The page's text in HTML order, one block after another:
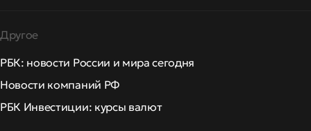
Другое
РБК: новости России и мира сегодня
Новости компаний РФ
РБК Инвестиции: курсы валют